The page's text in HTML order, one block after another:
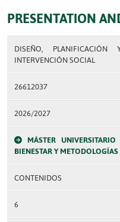
PRESENTATION
DISEÑO,
INTERVENCIÓN SOCIAL
26612037
2026/2027
MÁSTER
BIENESTAR Y
CONTENIDOS
6